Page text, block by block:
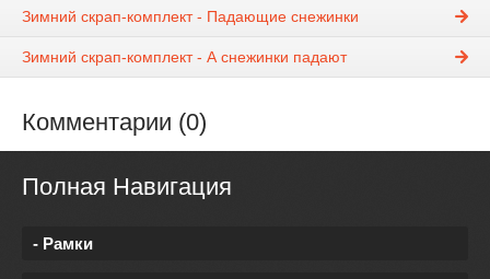
Зимний скрап-комплект - Падающие снежинки
Зимний скрап-комплект - А снежинки падают
Комментарии (0)
Полная Навигация
- Рамки